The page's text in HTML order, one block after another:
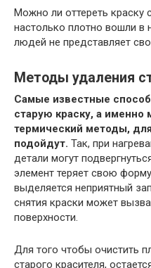
Можно ли оттереть
настолько плотно вошли в
людей не представляет
Методы удаления
Самые известные
старую краску, а именно
термический методы,
подойдут. Так, при
детали могут
элемент теряет свою
выделяется неприятный
снятия краски может
поверхности.
Для того чтобы очистить
старого красителя,